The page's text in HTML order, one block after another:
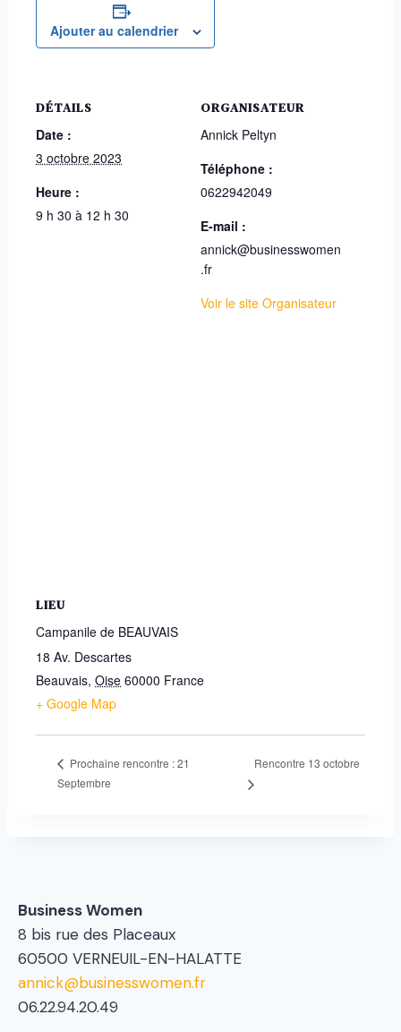
Ajouter au calendrier
DÉTAILS
Date :
3 octobre 2023
Heure :
9 h 30 à 12 h 30
ORGANISATEUR
Annick Peltyn
Téléphone :
0622942049
E-mail :
annick@businesswomen
.fr
Voir le site Organisateur
LIEU
Campanile de BEAUVAIS
18 Av. Descartes
Beauvais, Oise 60000 France
+ Google Map
Prochaine rencontre : 21
Septembre
Rencontre 13 octobre
Business Women
8 bis rue des Placeaux
60500 VERNEUIL-EN-HALATTE
annick@businesswomen.fr
06.22.94.20.49